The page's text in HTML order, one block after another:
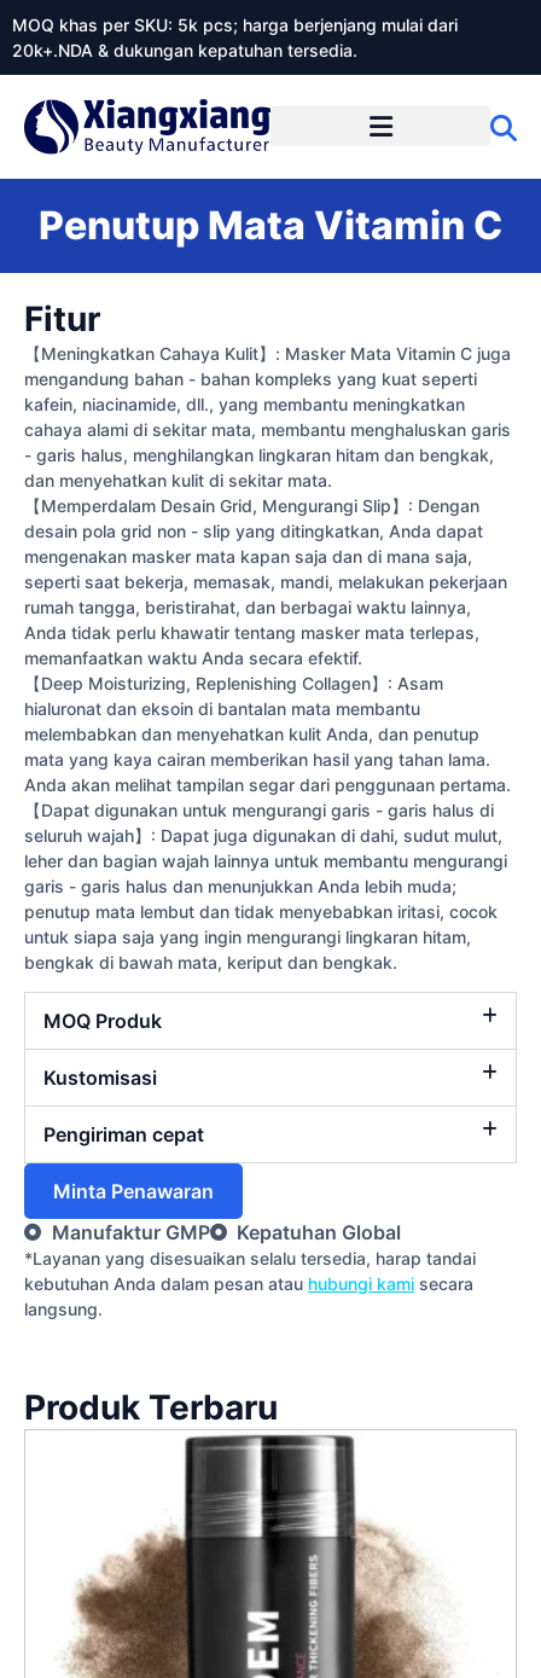
MOQ khas per SKU: 5k pcs; harga berjenjang mulai dari
20k+.NDA & dukungan kepatuhan tersedia.
Penutup Mata Vitamin C
Fitur
【Meningkatkan Cahaya Kulit】: Masker Mata Vitamin C juga
mengandung bahan - bahan kompleks yang kuat seperti
kafein, niacinamide, dll., yang membantu meningkatkan
cahaya alami di sekitar mata, membantu menghaluskan garis
- garis halus, menghilangkan lingkaran hitam dan bengkak,
dan menyehatkan kulit di sekitar mata.
【Memperdalam Desain Grid, Mengurangi Slip】: Dengan
desain pola grid non - slip yang ditingkatkan, Anda dapat
mengenakan masker mata kapan saja dan di mana saja,
seperti saat bekerja, memasak, mandi, melakukan pekerjaan
rumah tangga, beristirahat, dan berbagai waktu lainnya,
Anda tidak perlu khawatir tentang masker mata terlepas,
memanfaatkan waktu Anda secara efektif.
【Deep Moisturizing, Replenishing Collagen】: Asam
hialuronat dan eksoin di bantalan mata membantu
melembabkan dan menyehatkan kulit Anda, dan penutup
mata yang kaya cairan memberikan hasil yang tahan lama.
Anda akan melihat tampilan segar dari penggunaan pertama.
【Dapat digunakan untuk mengurangi garis - garis halus di
seluruh wajah】: Dapat juga digunakan di dahi, sudut mulut,
leher dan bagian wajah lainnya untuk membantu mengurangi
garis - garis halus dan menunjukkan Anda lebih muda;
penutup mata lembut dan tidak menyebabkan iritasi, cocok
untuk siapa saja yang ingin mengurangi lingkaran hitam,
bengkak di bawah mata, keriput dan bengkak.
MOQ Produk
Kustomisasi
Pengiriman cepat
Minta Penawaran
Manufaktur GMP
Kepatuhan Global
*Layanan yang disesuaikan selalu tersedia, harap tandai
kebutuhan Anda dalam pesan atau hubungi kami secara
langsung.
Produk Terbaru